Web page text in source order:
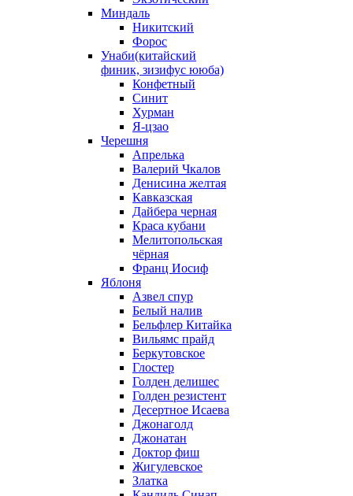
Миндаль
Никитский
Форос
Унаби(китайский
финик, зизифус ююба)
Конфетный
Синит
Хурман
Я-цзао
Черешня
Апрелька
Валерий Чкалов
Денисина желтая
Кавказская
Дайбера черная
Краса кубани
Мелитопольская
чёрная
Франц Иосиф
Яблоня
Азвел спур
Белый налив
Бельфлер Китайка
Вильямс прайд
Беркутовское
Глостер
Голден делишес
Голден резистент
Десертное Исаева
Джонаголд
Джонатан
Доктор фиш
Жигулевское
Златка